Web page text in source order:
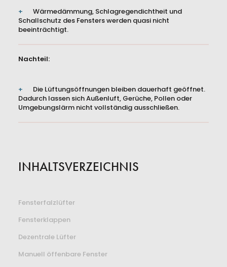
Wärmedämmung, Schlagregendichtheit und
Schallschutz des Fensters werden quasi nicht
beeinträchtigt.
Nachteil:
Die Lüftungsöffnungen bleiben dauerhaft geöffnet.
Dadurch lassen sich Außenluft, Gerüche, Pollen oder
Umgebungslärm nicht vollständig ausschließen.
INHALTSVERZEICHNIS
Fensterfalzlüfter
Fensterklappen
Dezentrale Lüfter
Manuell öffenbare Fenster